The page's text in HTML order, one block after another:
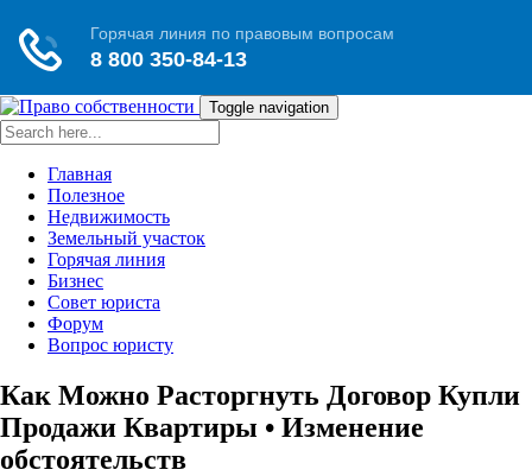
Toggle navigation
Главная
Полезное
Недвижимость
Земельный участок
Горячая линия
Бизнес
Совет юриста
Форум
Вопрос юристу
Как Можно Расторгнуть Договор Купли
Продажи Квартиры • Изменение
обстоятельств